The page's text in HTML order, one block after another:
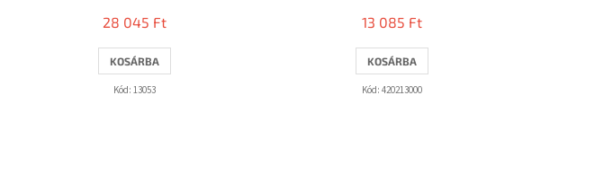
28 045 Ft
KOSÁRBA
Kód:13053
13 085 Ft
KOSÁRBA
Kód: 420213000